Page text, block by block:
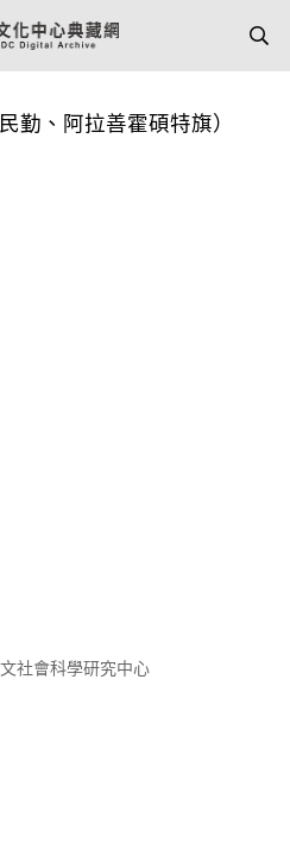
勤、阿拉善霍碩特旗）
社會科學研究中心